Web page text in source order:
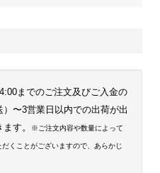
までのご注文及びご入金の
〜3営業日以内での出荷が出
す。
※ご注文内容や数量によって
くことがございますので、あらかじ